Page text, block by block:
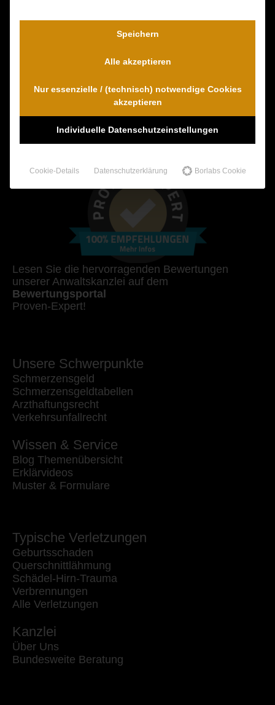
Dr. Wambach & Walter
0421 54 895 10 - Fax
info@schmerzensgeld-spezialisten.de
Zum Kontaktformular
Lesen Sie die hervorragenden Bewertungen
unserer Anwaltskanzlei auf dem
Bewertungsportal
Proven-Expert!
Unsere Schwerpunkte
Schmerzensgeld
Schmerzensgeldtabellen
Arzthaftungsrecht
Verkehrsunfallrecht
Wissen & Service
Blog Themenübersicht
Erklärvideos
Muster & Formulare
Typische Verletzungen
Geburtsschaden
Querschnittlähmung
Schädel-Hirn-Trauma
Verbrennungen
Alle Verletzungen
Kanzlei
Über Uns
Bundesweite Beratung
Speichern
Alle akzeptieren
Nur essenzielle / (technisch) notwendige Cookies
akzeptieren
Individuelle Datenschutzeinstellungen
Cookie-Details Datenschutzerklärung Borlabs Cookie